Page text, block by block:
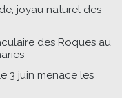
joyau naturel des
des Roques au
3 juin menace les